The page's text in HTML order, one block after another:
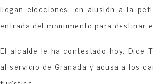
llegan elecciones” en alusión a la
entrada del monumento para destinar
El alcalde le ha contestado hoy. Dice
al servicio de Granada y acusa a los